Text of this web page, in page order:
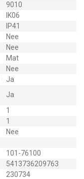
9010
IK06
IP41
Nee
Nee
Mat
Nee
Ja
Ja
1
1
Nee
101-76100
5413736209763
230734